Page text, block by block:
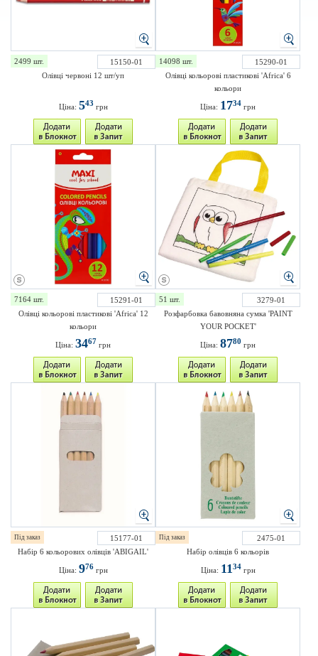
2499 шт.
15150-01
Олівці червоні 12 шт/уп
Ціна: 543 грн
14098 шт.
15290-01
Олівці кольорові пластикові 'Africa' 6
кольори
Ціна: 1734 грн
7164 шт.
15291-01
Олівці кольорові пластикові 'Africa' 12
кольори
Ціна: 3467 грн
51 шт.
3279-01
Розфарбовка бавовняна сумка 'PAINT
YOUR POCKET'
Ціна: 8780 грн
Під заказ
15177-01
Набір 6 кольорових олівців 'ABIGAIL'
Ціна: 976грн
Під заказ
2475-01
Набір олівців 6 кольорів
Ціна: 1134грн